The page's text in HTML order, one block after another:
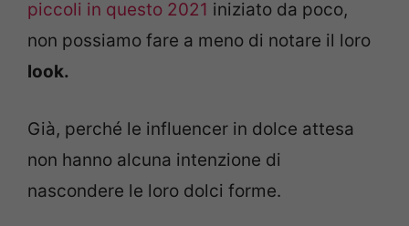
piccoli in questo 2021 iniziato da poco,
non possiamo fare a meno di notare il loro
look.
Già, perché le influencer in dolce attesa
non hanno alcuna intenzione di
nascondere le loro dolci forme.